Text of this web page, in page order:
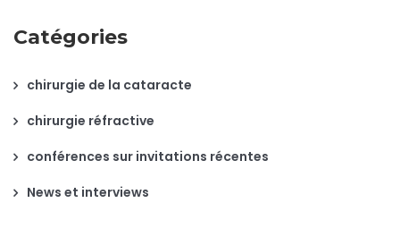
Catégories
chirurgie de la cataracte
chirurgie réfractive
conférences sur invitations récentes
News et interviews